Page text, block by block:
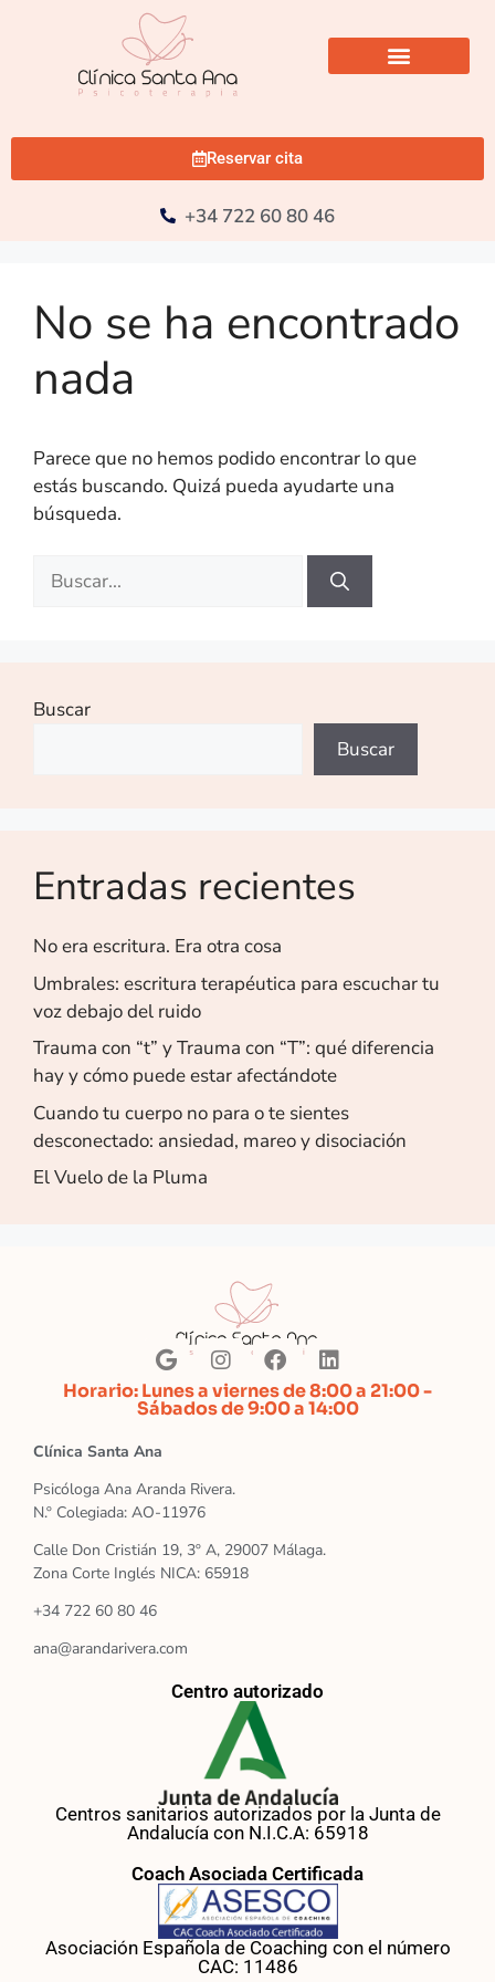
Reservar cita
+34 722 60 80 46
No se ha encontrado
nada
Parece que no hemos podido encontrar lo que
estás buscando. Quizá pueda ayudarte una
búsqueda.
Buscar
Buscar
Entradas recientes
No era escritura. Era otra cosa
Umbrales: escritura terapéutica para escuchar tu
voz debajo del ruido
Trauma con “t” y Trauma con “T”: qué diferencia
hay y cómo puede estar afectándote
Cuando tu cuerpo no para o te sientes
desconectado: ansiedad, mareo y disociación
El Vuelo de la Pluma
Horario: Lunes a viernes de 8:00 a 21:00 -
Sábados de 9:00 a 14:00
Clínica Santa Ana
Psicóloga Ana Aranda Rivera.
N.º Colegiada: AO-11976
Calle Don Cristián 19, 3º A, 29007 Málaga.
Zona Corte Inglés NICA: 65918
+34 722 60 80 46
ana@arandarivera.com
Centro autorizado
Centros sanitarios autorizados por la Junta de
Andalucía con N.I.C.A: 65918
Coach Asociada Certificada
Asociación Española de Coaching con el número
CAC: 11486